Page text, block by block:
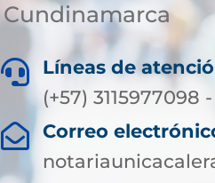
Cundinamarca

Líneas de
(+57) 3115977098

Correo